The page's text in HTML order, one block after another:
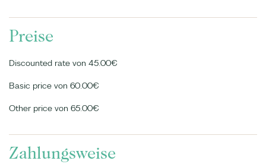
Preise
Discounted rate von 45.00€
Basic price von 60.00€
Other price von 65.00€
Zahlungsweise